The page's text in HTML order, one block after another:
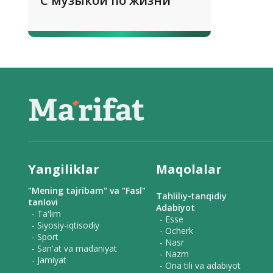
Yangiliklar
"Mening tajribam" va "Fasl"
tanlovi
- Ta'lim
- Siyosiy-iqtisodiy
- Sport
- San'at va madaniyat
- Jamiyat
Maqolalar
Tahliliy-tanqidiy
Adabiyot
- Esse
- Ocherk
- Nasr
- Nazm
- Ona tili va adabiyot